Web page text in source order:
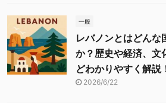
一般
レバノンとはどんな
か？歴史や経済、文
どわかりやすく解説
2026/6/22